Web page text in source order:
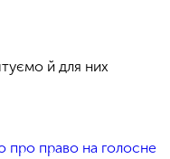
й для них
про право на голосне